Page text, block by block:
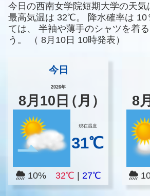
今日の西南女学院短期大学の天気
最高気温は 32℃。 降水確率は 10
ては、
半袖や薄手のシャツを着
う。
（ 8月10日 10時発表）
今日
2026年
8月 10 日（月）
現在温度
31℃
10% 32℃ 27℃
8月